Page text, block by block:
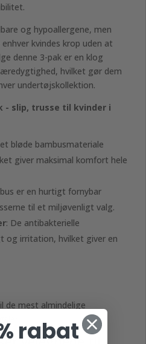
og hypoallergene, men
kvindes krop uden at
denne 3-pak er en klog
hvilket gør dem
undertøjskollektion.
- slip, trusse til kvinder i
bløde bambusmateriale
giver maksimal komfort hele
er en hurtigt fornybar
til et miljøvenligt valg.
: De antibakterielle
og irritation, hvilket giver en
de mest almindelige
rabat